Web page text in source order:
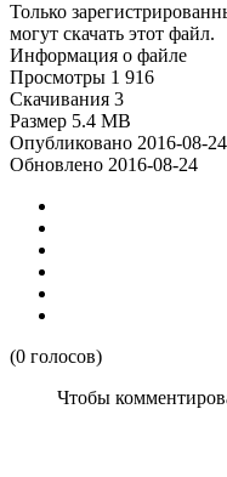
Только
могут скачать этот файл.
Информация о файле
Просмотры 1 916
Скачивания 3
Размер 5.4 MB
Опубликовано 2016-08-24
Обновлено 2016-08-24
(0 голосов)
Чтобы